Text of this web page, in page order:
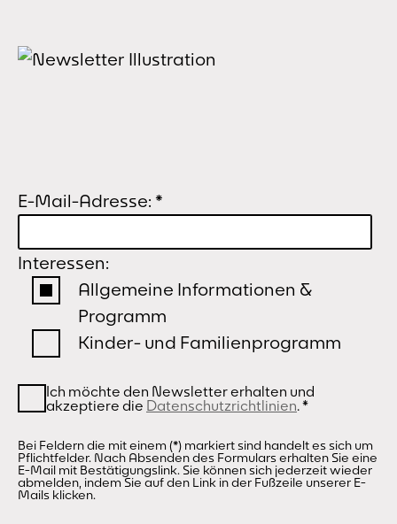
E-Mail-Adresse: *
Interessen:
Allgemeine Informationen &
Programm
Kinder- und Familienprogramm
Ich möchte den Newsletter erhalten und
akzeptiere die Datenschutzrichtlinien.*
Bei Feldern die mit einem (*) markiert sind handelt es sich um
Pflichtfelder. Nach Absenden des Formulars erhalten Sie eine
E-Mail mit Bestätigungslink. Sie können sich jederzeit wieder
abmelden, indem Sie auf den Link in der Fußzeile unserer E-
Mails klicken.